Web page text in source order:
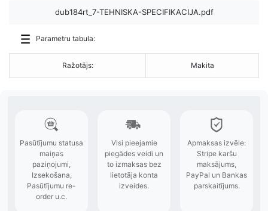
dub184rt_7-TEHNISKA-SPECIFIKACIJA.pdf
Parametru tabula:
Ražotājs: Makita